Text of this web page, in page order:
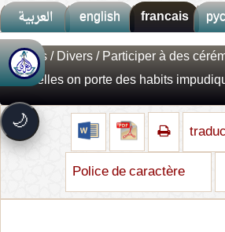
العربية english francais
🌙
🚀 جديد الموقع!
تعرف على أحدث المميزات
⚡سرعة فائقة
🎨تصميم جديد كلياً
🔔تتابع كل جديد بخطوة واحدة
Fatwas/Divers/ Participer à des
lesquelles on porte des habits
Police de caractère